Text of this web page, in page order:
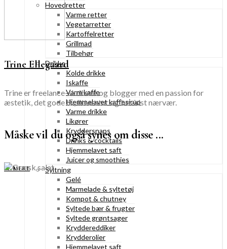
Hovedretter
Varme retter
Vegetarretter
Kartoffelretter
Grillmad
Tilbehør
Drikke
Kolde drikke
Iskaffe
Varm kaffe
Hjemmelavet kaffesirup
Varme drikke
Likører
Kryddersnaps
Drinks & cocktails
Hjemmelavet saft
Juicer og smoothies
Syltning
Gelé
Marmelade & syltetøj
Kompot & chutney
Syltede bær & frugter
Syltede grøntsager
Kryddereddiker
Krydderolier
Hjemmelavet saft
Trine Ellegaard
Trine er freelance-skribent og blogger med en passion for
æstetik, det gode liv, litteratur og bevidst nærvær.
Måske vil du også synes om disse ...
SE MERE